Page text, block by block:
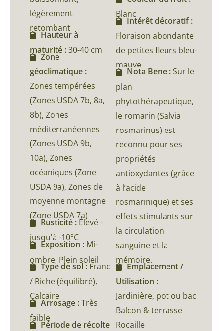
légèrement
retombant
Hauteur à
maturité :30-40 cm
Zone
géoclimatique :
Zones tempérées
(Zones USDA 7b, 8a,
8b), Zones
méditerranéennes
(Zones USDA 9b,
10a), Zones
océaniques (Zone
USDA 9a), Zones de
moyenne montagne
(Zone USDA 7a)
Rusticité : Élevé -
jusqu'à -10°C
Exposition : Mi-
ombre, Plein soleil
Type de sol :Franc
/ Riche (équilibré),
Calcaire
Arrosage :Très
faible
Période de récolte
Blanc
Intérêt décoratif :
Floraison abondante
de petites fleurs bleu-
mauve
Nota Bene :Sur le
plan
phytothérapeutique,
le romarin (Salvia
rosmarinus) est
reconnu pour ses
propriétés
antioxydantes (grâce
à l’acide
rosmarinique) et ses
effets stimulants sur
la circulation
sanguine et la
mémoire.
Emplacement /
Utilisation :
Jardinière, pot ou bac
Balcon & terrasse
Rocaille